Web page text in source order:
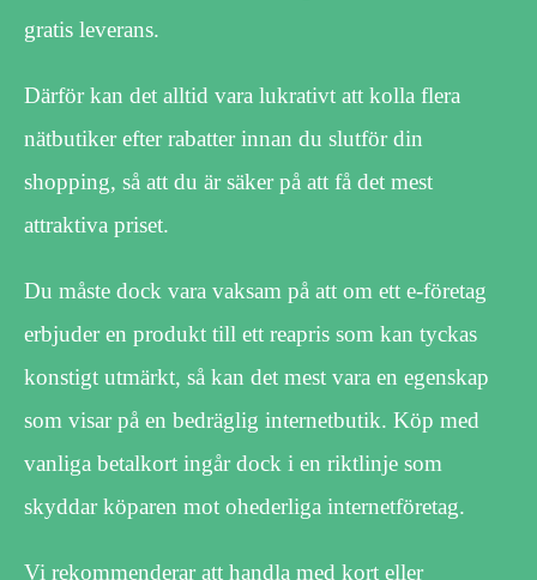
gratis leverans.
Därför kan det alltid vara lukrativt att kolla flera
nätbutiker efter rabatter innan du slutför din
shopping, så att du är säker på att få det mest
attraktiva priset.
Du måste dock vara vaksam på att om ett e-företag
erbjuder en produkt till ett reapris som kan tyckas
konstigt utmärkt, så kan det mest vara en egenskap
som visar på en bedräglig internetbutik. Köp med
vanliga betalkort ingår dock i en riktlinje som
skyddar köparen mot ohederliga internetföretag.
Vi rekommenderar att handla med kort eller